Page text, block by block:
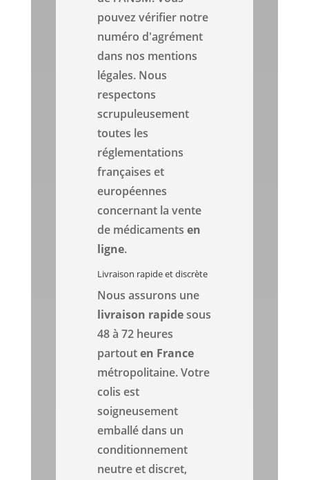
pouvez vérifier notre
numéro d'agrément
dans nos mentions
légales. Nous
respectons
scrupuleusement
toutes les
réglementations
françaises et
européennes
concernant la vente
de médicamentsen
ligne.
Livraison rapide et discrète
Nous assurons une
livraison rapidesous
48 à 72 heures
partouten France
métropolitaine. Votre
colis est
soigneusement
emballé dans un
conditionnement
neutre et discret,